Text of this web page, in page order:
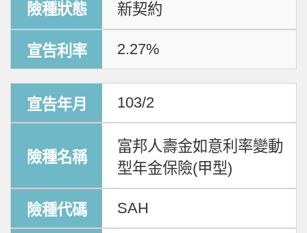
新契約
2.27%
103/2
富邦人壽金如意利率變動
型年金保險(甲型)
SAH